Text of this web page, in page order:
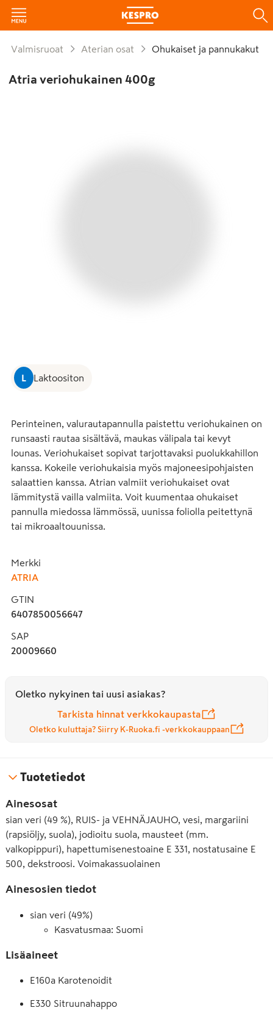
Valmisruoat Aterian osat Ohukaiset ja pannukakut
Atria veriohukainen 400g
L Laktoositon
Perinteinen, valurautapannulla paistettu veriohukainen on
runsaasti rautaa sisältävä, maukas välipala tai kevyt
lounas. Veriohukaiset sopivat tarjottavaksi puolukkahillon
kanssa. Kokeile veriohukaisia myös majoneesipohjaisten
salaattien kanssa. Atrian valmiit veriohukaiset ovat
lämmitystä vailla valmiita. Voit kuumentaa ohukaiset
pannulla miedossa lämmössä, uunissa foliolla peitettynä
tai mikroaaltouunissa.
Merkki
ATRIA
GTIN
6407850056647
SAP
20009660
Oletko nykyinen tai uusi asiakas?
Tarkista hinnat verkkokaupasta
Oletko kuluttaja? Siirry K-Ruoka.fi -verkkokauppaan
Tuotetiedot
Ainesosat
sian veri (49 %), RUIS- ja VEHNÄJAUHO, vesi, margariini
(rapsiöljy, suola), jodioitu suola, mausteet (mm.
valkopippuri), hapettumisenestoaine E 331, nostatusaine E
500, dekstroosi. Voimakassuolainen
Ainesosien tiedot
sian veri (49%)
Kasvatusmaa: Suomi
Lisäaineet
E160a Karotenoidit
E330 Sitruunahappo